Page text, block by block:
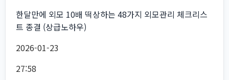
한달만에 외모 10배 떡상하는 48가지 외모관리 체크리스
트 종결 (상급노하우)
2026-01-23
27:58